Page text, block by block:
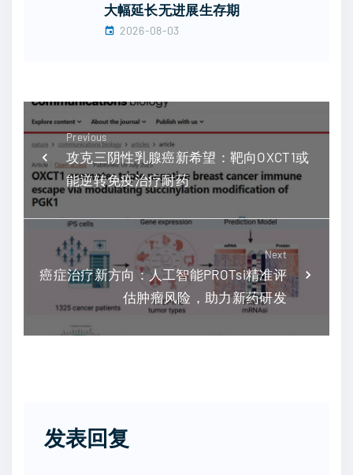
大幅延长无进展生存期
2026-08-03
Previous
攻克三阴性乳腺癌新希望：靶向OXCT1或
能逆转免疫治疗耐药
Next
癌症治疗新方向：人工智能PROTsi精准评
估肿瘤风险，助力新药研发
发表回复